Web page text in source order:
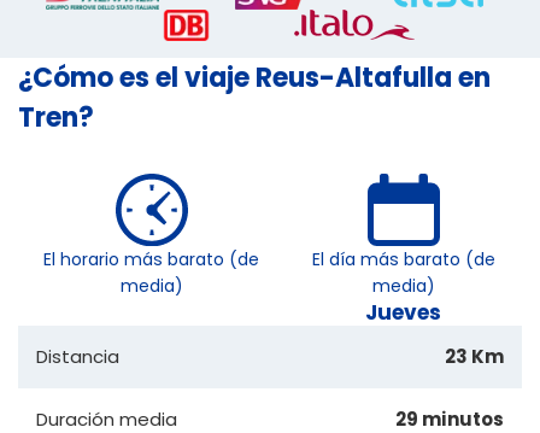
¿Cómo es el viaje Reus-Altafulla en
Tren?
El horario más barato (de
media)
El día más barato (de
media)
Jueves
Distancia 23 Km
Duración media 29 minutos